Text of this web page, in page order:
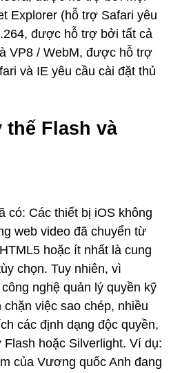
Explorer (hỗ trợ Safari yêu
được hỗ trợ bởi tất cả
VP8 / WebM, được hỗ trợ
và IE yêu cầu cài đặt thủ
thế Flash và
có: Các thiết bị iOS không
web video đã chuyển từ
hoặc ít nhất là cung
chọn. Tuy nhiên, vì
nghệ quản lý quyền kỹ
việc sao chép, nhiều
các định dạng độc quyền,
hoặc Silverlight. Ví dụ:
của Vương quốc Anh đang